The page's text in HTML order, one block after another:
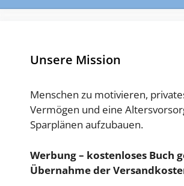
Unsere Mission
Menschen zu motivieren,
Vermögen und eine
Sparplänen aufzubauen.
Werbung – kostenloses Buch
Übernahme der